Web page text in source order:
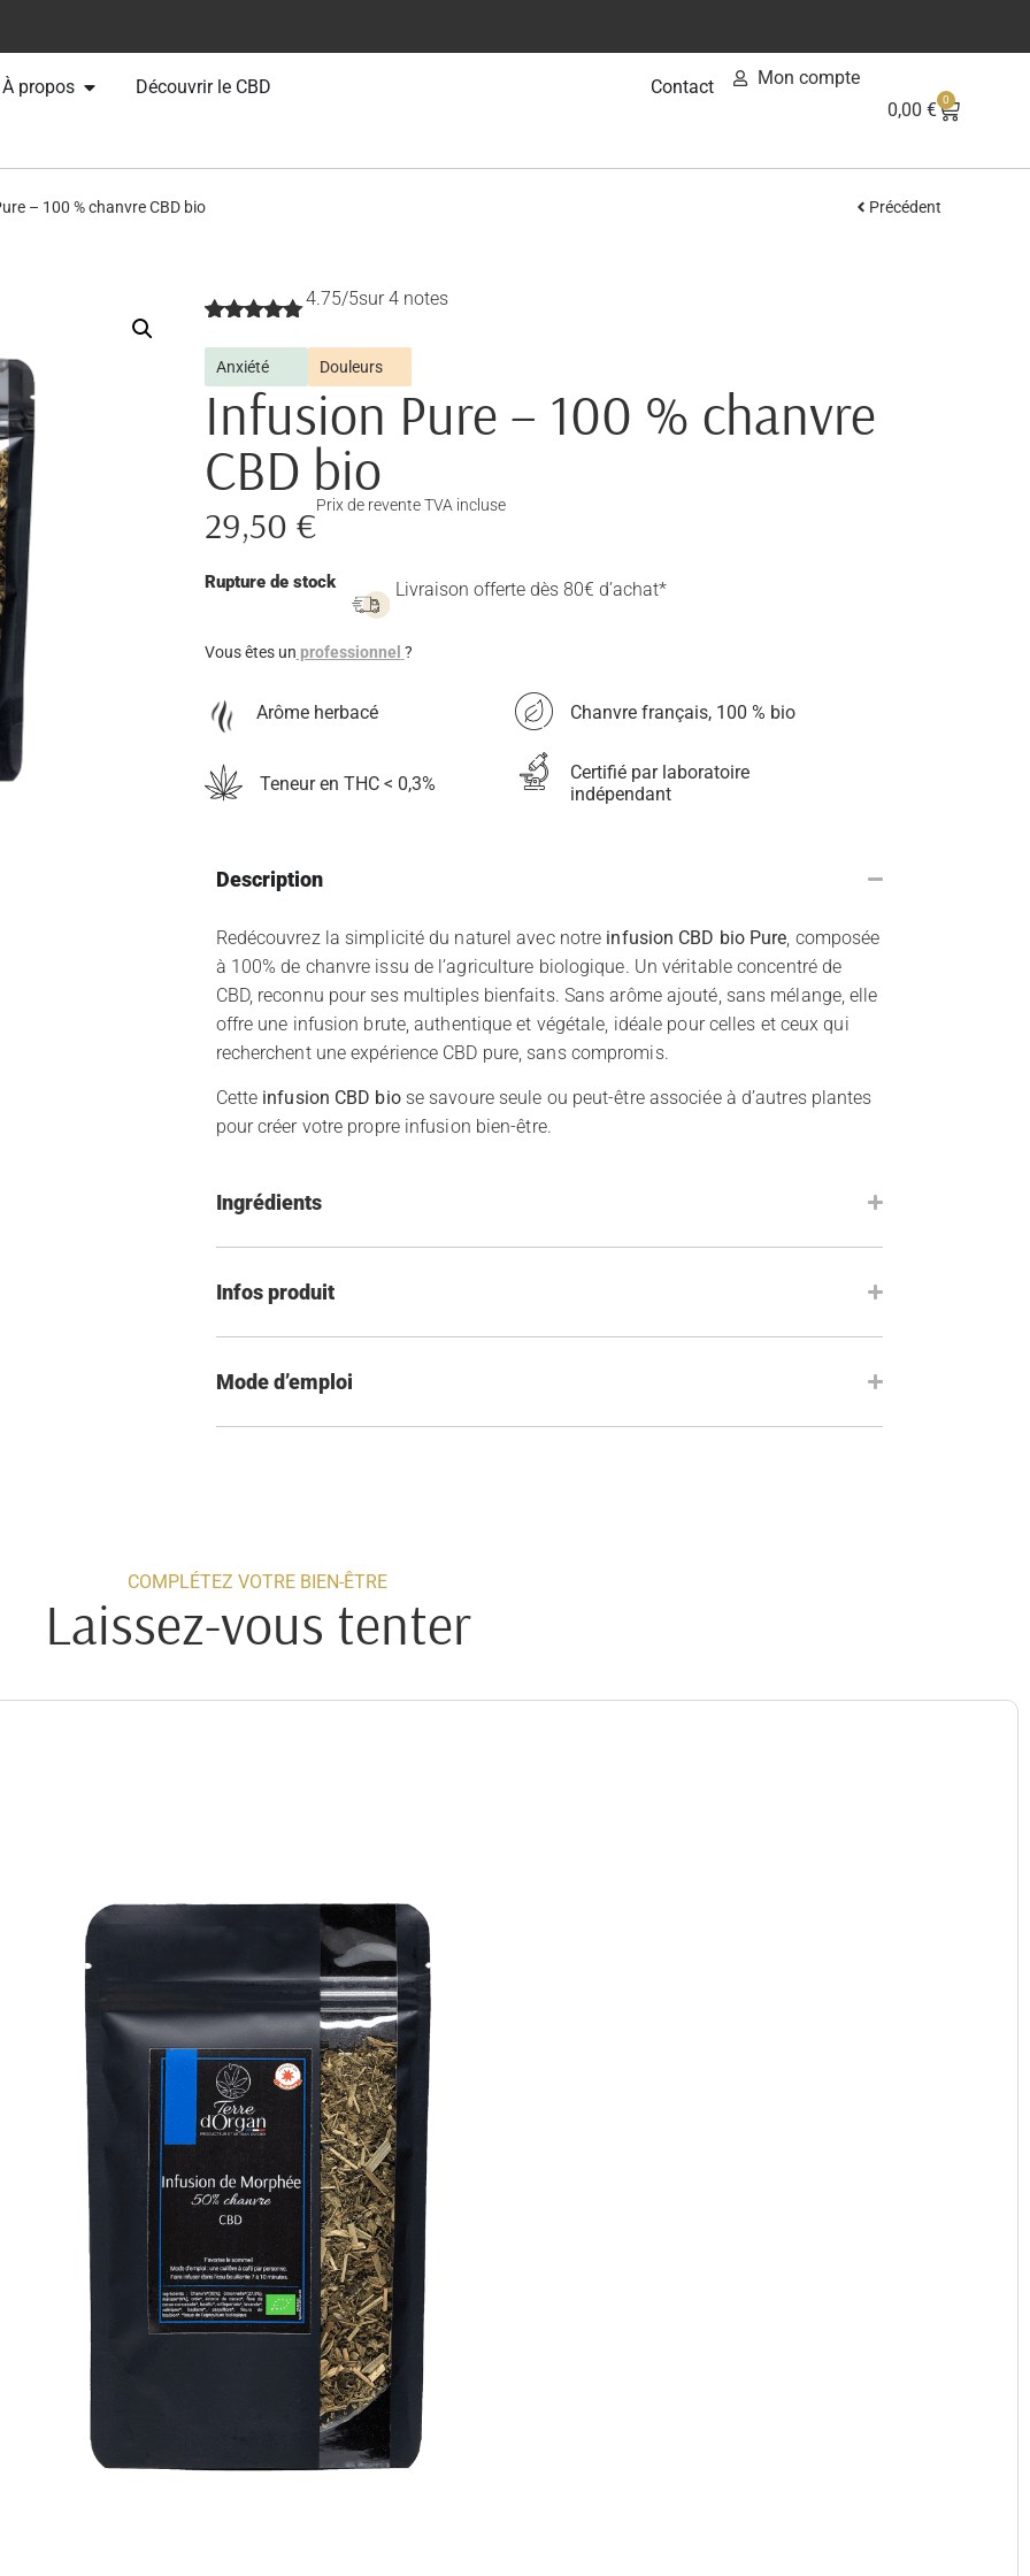
À propos Découvrir le CBD Contact
Mon compte
0,00€ 0
– 100 % chanvre CBD bio Précédent
sur 5
basé sur
notations
client
4.75/5sur 4 notes
Anxiété Douleurs
Infusion Pure – 100 % chanvre
CBD bio
29,50 €Prix de revente TVA incluse
Rupture de stock Livraison offerte dès 80€ d’achat*
Vous êtes un professionnel ?
Arôme herbacé Chanvre français, 100 % bio
Teneur en THC < 0,3%
Certifié par laboratoire
indépendant
Description
Redécouvrez la simplicité du naturel avec notre infusion CBD bio Pure, composée
à 100% de chanvre issu de l’agriculture biologique. Un véritable concentré de
CBD, reconnu pour ses multiples bienfaits. Sans arôme ajouté, sans mélange, elle
offre une infusion brute, authentique et végétale, idéale pour celles et ceux qui
recherchent une expérience CBD pure, sans compromis.
Cette infusion CBD biose savoure seule ou peut-être associée à d’autres plantes
pour créer votre propre infusion bien-être.
Ingrédients
Infos produit
Mode d’emploi
COMPLÉTEZ VOTRE BIEN-ÊTRE
Laissez-vous tenter